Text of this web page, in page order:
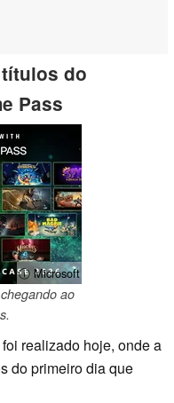
do
Pass
ⓘ Microsoft
ao
realizado hoje, onde a
do primeiro dia que